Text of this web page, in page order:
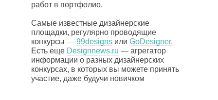
работ в портфолио.
Самые известные дизайнерские
площадки, регулярно проводящие
конкурсы — 99designs или GoDesigner.
Есть еще Designnews.ru — агрегатор
информации о разных дизайнерских
конкурсах, в которых вы можете принять
участие, даже будучи новичком